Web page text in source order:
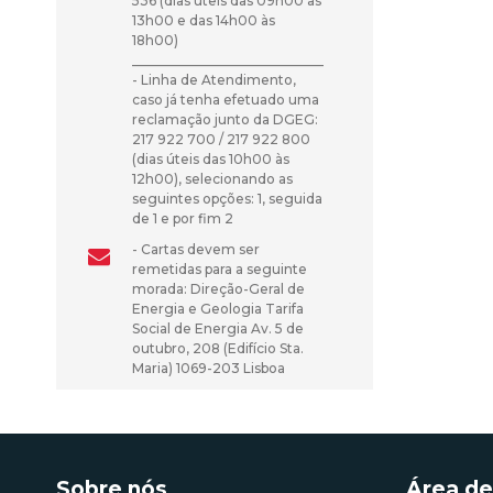
13h00 e das 14h00 às
18h00)
- Linha de Atendimento,
caso já tenha efetuado uma
reclamação junto da DGEG:
217 922 700 / 217 922 800
(dias úteis das 10h00 às
12h00), selecionando as
seguintes opções: 1, seguida
de 1 e por fim 2
- Cartas devem ser
remetidas para a seguinte
morada: Direção-Geral de
Energia e Geologia Tarifa
Social de Energia Av. 5 de
outubro, 208 (Edifício Sta.
Maria) 1069-203 Lisboa